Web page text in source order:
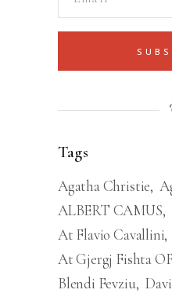
Tags
Agatha Christie
ALBERT CAMUS
At Flavio Cavallini
At Gjergj Fishta
Blendi Fevziu